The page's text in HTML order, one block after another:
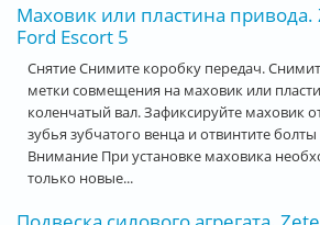
Маховик или пластина привода.
Ford Escort 5
Снятие Снимите коробку передач.
метки совмещения на маховик или
коленчатый вал. Зафиксируйте маховик
зубья зубчатого венца и отвинтите
Внимание При установке маховика
только новые...